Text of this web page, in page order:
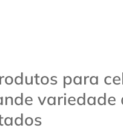
para
variedade